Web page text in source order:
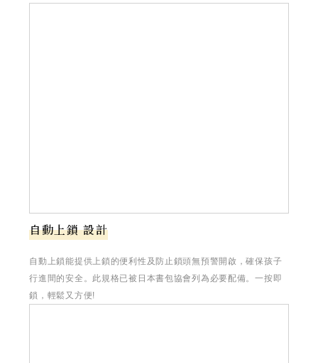
自動上鎖 設計
自動上鎖能提供上鎖的便利性及防止鎖頭無預警開啟，確保孩子
行進間的安全。此規格已被日本書包協會列為必要配備。一按即
鎖，輕鬆又方便!